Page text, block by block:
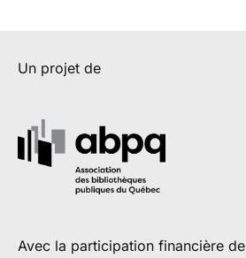
Un projet de
Avec la participation financière de